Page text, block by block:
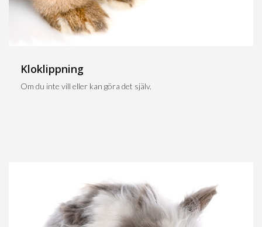
Kloklippning
Om du inte vill eller kan göra det själv.